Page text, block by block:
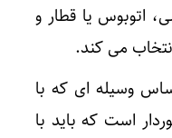
اتوبوس یا قطار و
می کند.
وسیله ای که با
است که باید با